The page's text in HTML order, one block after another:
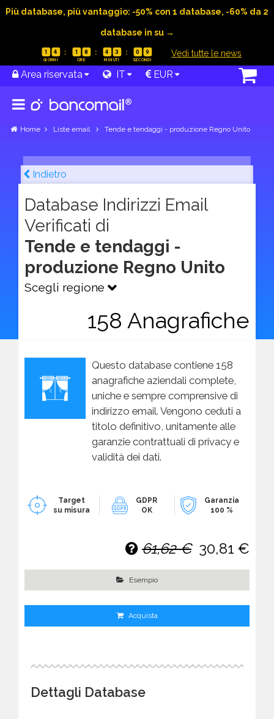
Più database, più vantaggio: -50% con 1 database, -60% da 2
database in su →
1 4 1 8 4 3 0 8 Vedi tutte le news
Area riservata IT EUR
Home Liste email Tende e tendaggi - produzione Regno Unito
Indietro
Database Indirizzi Email
Verificati di
Tende e tendaggi -
produzione Regno Unito
Scegli regione
158 Anagrafiche
Questo database contiene 158
anagrafiche aziendali complete,
uniche e sempre comprensive di
indirizzo email. Vengono ceduti a
titolo definitivo, unitamente alle
garanzie contrattuali di privacy e
validità dei dati.
Target
su misura
GDPR
OK
Garanzia
100 %
61,62 € 30,81 €
Esempio
Acquista
Dettagli Database